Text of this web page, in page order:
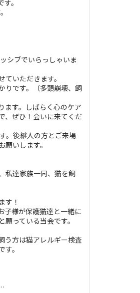
。
シブでいらっしゃいま
いただきます。
りです。（多頭崩壊、飼
ます。しばらく心のケア
、ぜひ！会いに来てくだ
。後継人の方とご来場
いします。
私達家族一同、猫を飼
す！
子様が保護猫達と一緒に
っている当会です。
う方は猫アレルギー検査
。